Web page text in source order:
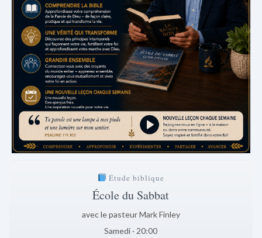
Étude biblique
École du Sabbat
avec le pasteur Mark Finley
Samedi · 20:00